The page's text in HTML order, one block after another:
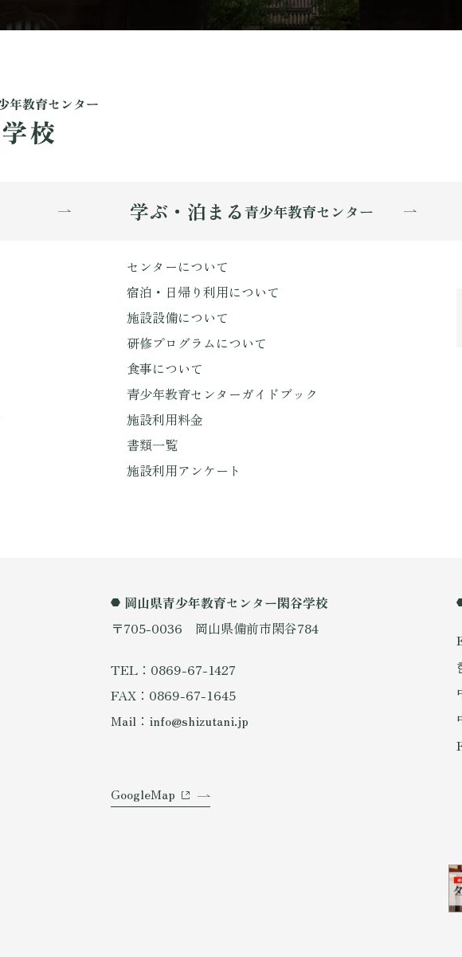
学ぶ・泊まる青少年教育センター
センターについて
宿泊・日帰り利用について
施設設備について
研修プログラムについて
食事について
青少年教育センターガイドブック
施設利用料金
書類一覧
施設利用アンケート
岡山県青少年教育センター閑谷学校
〒705-0036 岡山県備前市閑谷784
TEL：0869-67-1427
FAX：0869-67-1645
Mail：info@shizutani.jp
GoogleMap